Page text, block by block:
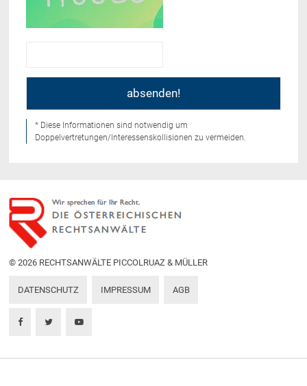
* Diese Informationen sind notwendig um
Doppelvertretungen/Interessenskollisionen zu vermeiden.
© 2026 RECHTSANWÄLTE PICCOLRUAZ & MÜLLER
DATENSCHUTZ IMPRESSUM AGB